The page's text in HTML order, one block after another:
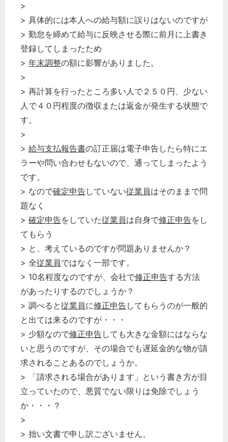
>
> 具体的には本人への給与額に誤りはないのですが
> 勤怠を締めて給与に反映させる際に前月に上書き
登録してしまったため
> 年末調整の額に影響がありました。
>
> 再計算を行ったところ多い人で２５０円、少ない
人で４０円程度の徴収または返金が発生する状態で
す。
>
> 給与支払報告書の訂正届は電子申告したら特にエ
ラーや問い合わせもないので、通ってしまったよう
です。
> なので確定申告していない従業員はそのままで問
題なく
> 確定申告をしていた従業員は自身で修正申告をし
てもらう
> と、考えているのですが問題ありませんか？
> 全従業員ではなく一部です。
> 10名程度なのですが、会社で修正申告する方法
があったりするのでしょうか？
> 調べると従業員に修正申告してもらうのが一般的
と出ては来るのですが・・・
> 少額なので修正申告しても大きな金額にはならな
いと思うのですが、その場合でも遅延金的な物が請
求されることあるのでしょうか。
> 「請求される場合があります」という書き方が目
立っていたので、悪質でない限りは免除でしょう
か・・・？
>
> 拙い文書で申し訳ございません。